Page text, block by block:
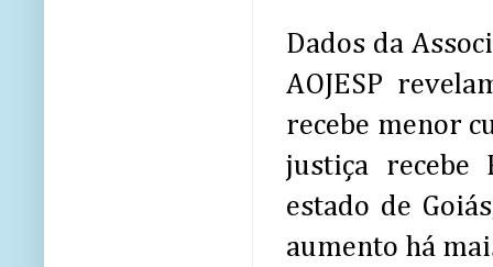
Dados da
AOJESP
recebe menor
justiça recebe
estado de
aumento há